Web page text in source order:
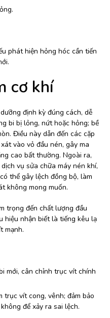
phát hiện hỏng hóc cần tiến
cơ khí
định kỳ đúng cách, dễ
bi bị lỏng, nứt hoặc hỏng; bề
Điều này dẫn đến các cặp
vào vỏ đầu nén, gây ma
cao bất thường. Ngoài ra,
vụ sửa chữa máy nén khí,
thể gây lệch đồng bộ, làm
không mong muốn.
trọng đến chất lượng đầu
hiệu nhận biết là tiếng kêu lạ
mạnh.
mới, cân chỉnh trục vít chính
trục vít cong, vênh; đảm bảo
để xảy ra sai lệch.